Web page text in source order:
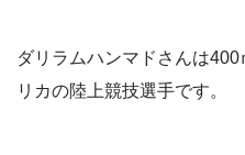
ダリラムハンマドさんは
リカの陸上競技選手です。